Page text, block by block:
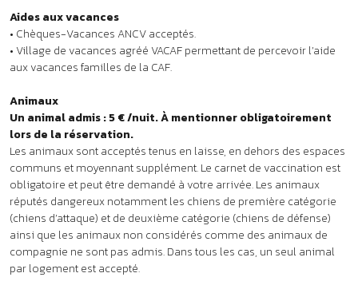
Aides aux vacances
• Chèques-Vacances ANCV acceptés.
• Village de vacances agréé VACAF permettant de percevoir l’aide
aux vacances familles de la CAF.
Animaux
Un animal admis : 5 € /nuit. À mentionner obligatoirement
lors de la réservation.
Les animaux sont acceptés tenus en laisse, en dehors des espaces
communs et moyennant supplément. Le carnet de vaccination est
obligatoire et peut être demandé à votre arrivée. Les animaux
réputés dangereux notamment les chiens de première catégorie
(chiens d’attaque) et de deuxième catégorie (chiens de défense)
ainsi que les animaux non considérés comme des animaux de
compagnie ne sont pas admis. Dans tous les cas, un seul animal
par logement est accepté.